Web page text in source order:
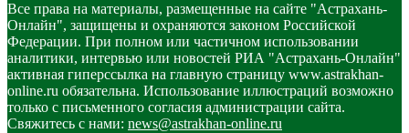
Все права на материалы, размещенные на сайте "Астрахань-
Онлайн", защищены и охраняются законом Российской
Федерации. При полном или частичном использовании
аналитики, интервью или новостей РИА "Астрахань-Онлайн"
активная гиперссылка на главную страницу www.astrakhan-
online.ru обязательна. Использование иллюстраций возможно
только с письменного согласия администрации сайта.
Свяжитесь с нами: news@astrakhan-online.ru